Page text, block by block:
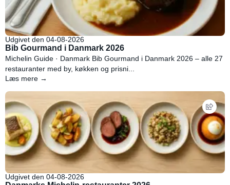
Udgivet den 04-08-2026
Bib Gourmand i Danmark 2026
Michelin Guide · Danmark Bib Gourmand i Danmark 2026 – alle 27
restauranter med by, køkken og prisni...
Læs mere →
Udgivet den 04-08-2026